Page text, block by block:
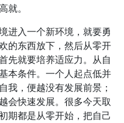
就。
入一个新环境，就要勇
的东西放下，然后从零开
先就要培养适应力。从自
本条件。一个人起点低并
我，便越没有发展前景；
会快速发展。很多今天取
期都是从零开始，把自己